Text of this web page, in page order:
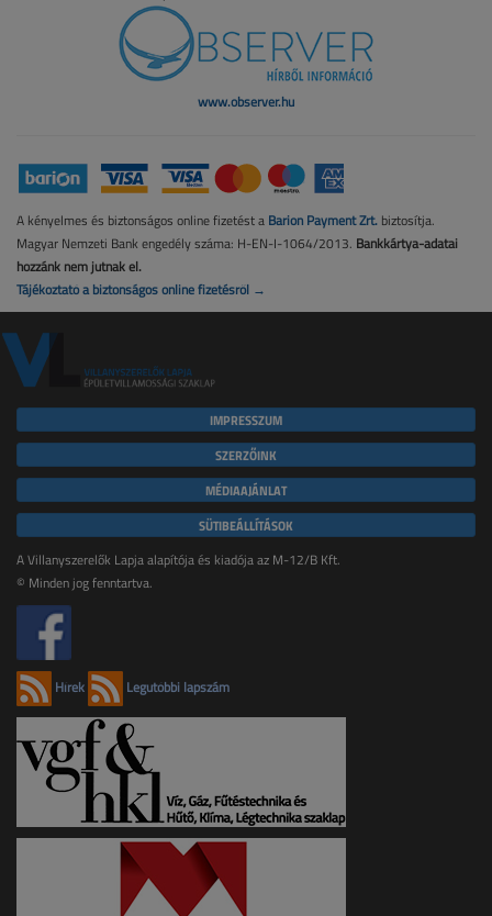
www.observer.hu
A kényelmes és biztonságos online fizetést a Barion Payment Zrt. biztosítja.
Magyar Nemzeti Bank engedély száma: H-EN-I-1064/2013. Bankkártya-adatai
hozzánk nem jutnak el.
Tájékoztató a biztonságos online fizetésről →
IMPRESSZUM
SZERZŐINK
MÉDIAAJÁNLAT
SÜTIBEÁLLÍTÁSOK
A Villanyszerelők Lapja alapítója és kiadója az M-12/B Kft.
© Minden jog fenntartva.
Hírek Legutóbbi lapszám